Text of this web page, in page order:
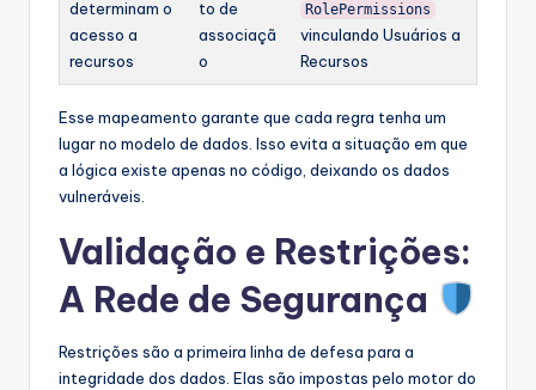
determinam o
acesso a
recursos
to de
associaçã
o
RolePermissions
vinculando Usuários a
Recursos
Esse mapeamento garante que cada regra tenha um
lugar no modelo de dados. Isso evita a situação em que
a lógica existe apenas no código, deixando os dados
vulneráveis.
Validação e Restrições:
A Rede de Segurança
Restrições são a primeira linha de defesa para a
integridade dos dados. Elas são impostas pelo motor do